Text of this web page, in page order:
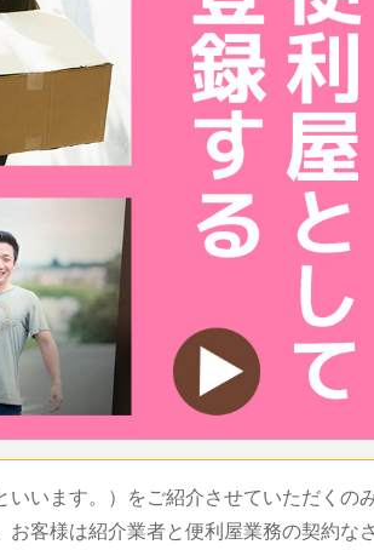
います。）をご紹介させていただくの
客様は紹介業者と便利屋業務の契約なさ